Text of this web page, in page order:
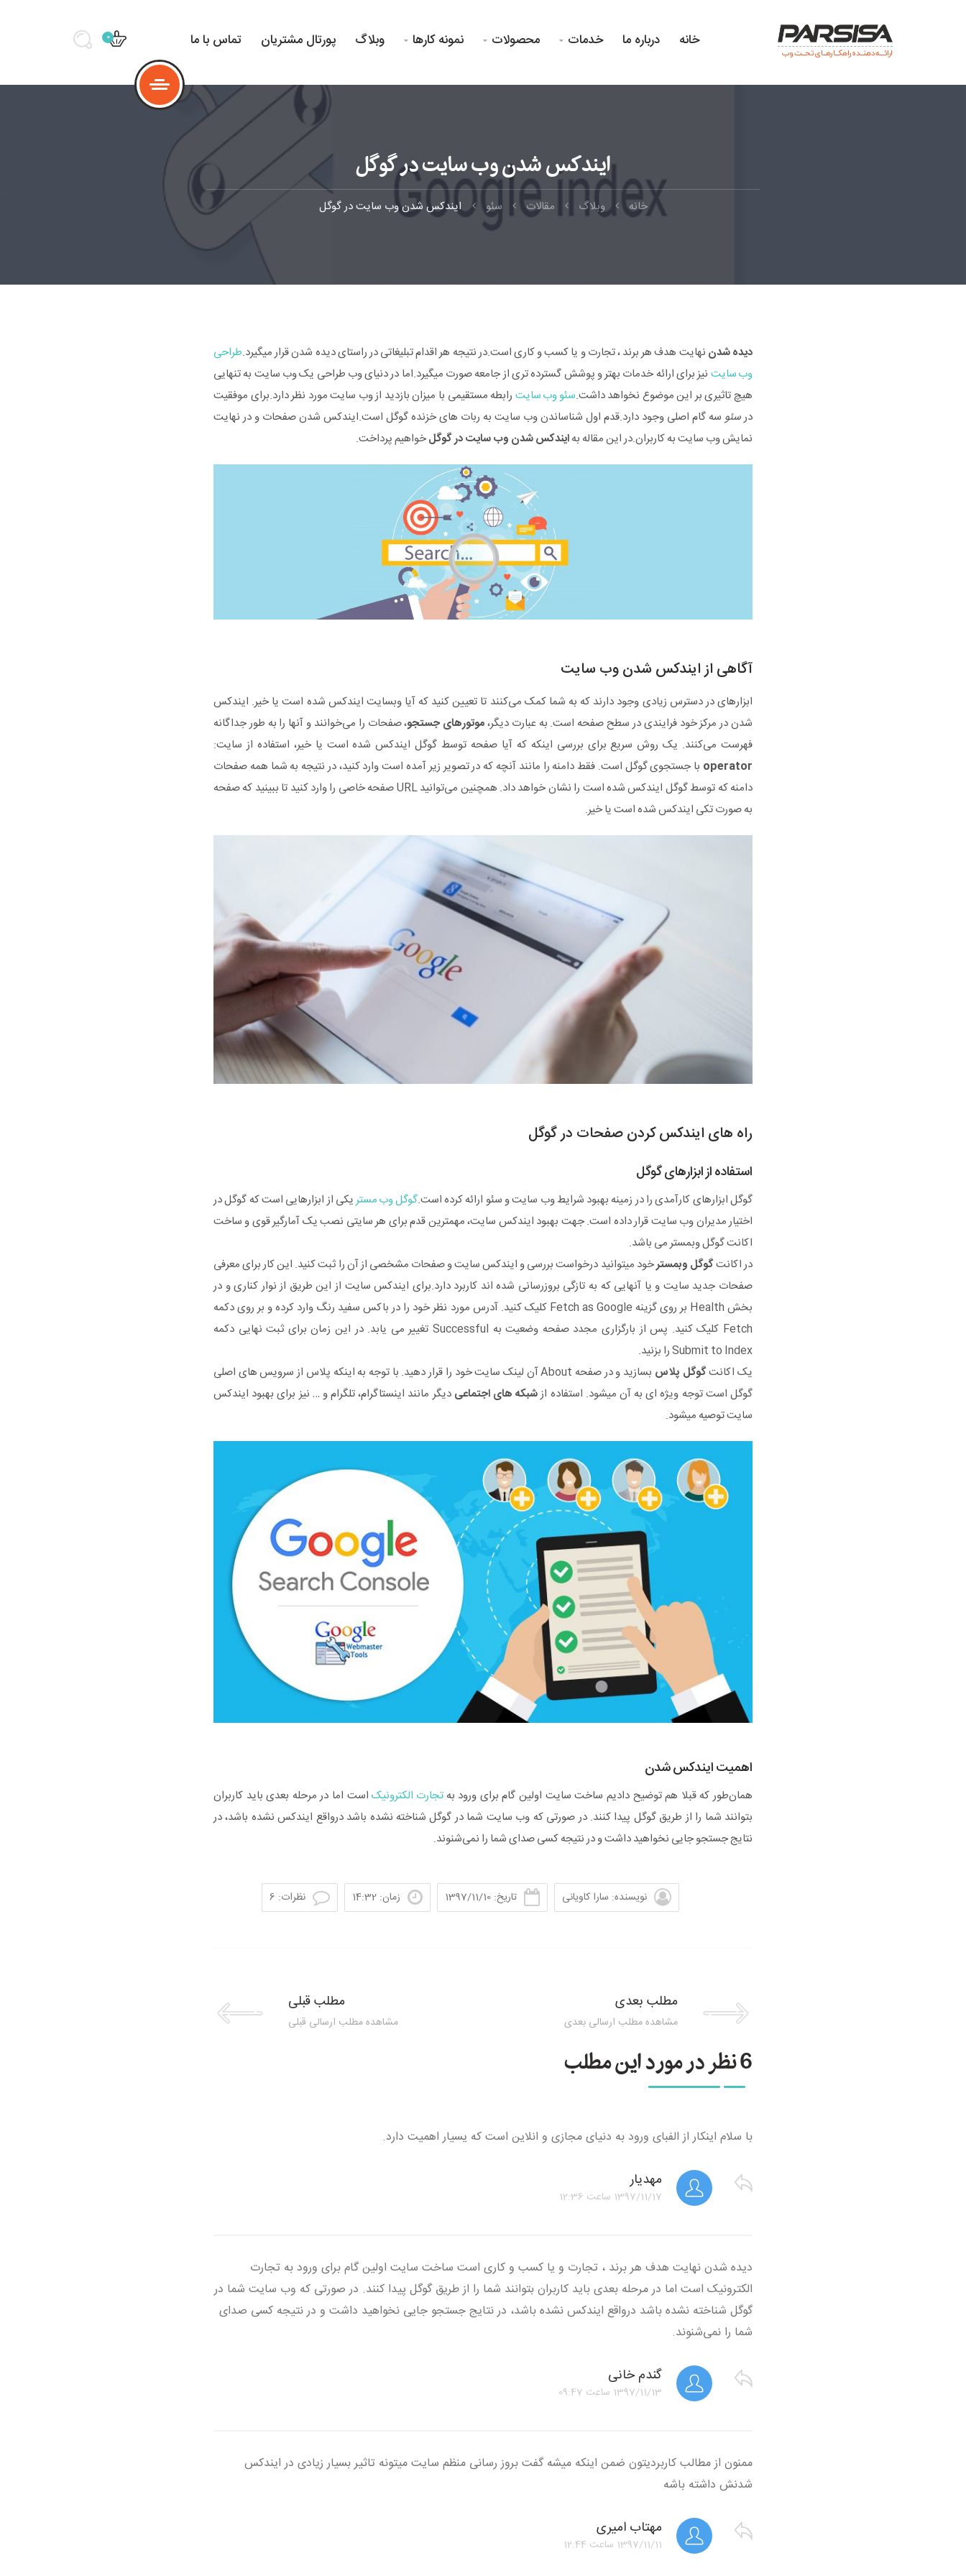
ارائـــه دهنــده راهکــارهــای تحــت وب
خانه درباره ما خدمات  محصولات  نمونه کارها  وبلاگ پورتال مشتریان تماس با ما 0
ایندکس شدن وب سایت در گوگل
خانه وبلاگ مقالات سئو ایندکس شدن وب سایت در گوگل
دیده شدن نهایت هدف هر برند ، تجارت و یا کسب و کاری است.در نتیجه هر اقدام تبلیغاتی در راستای دیده شدن قرار میگیرد.طراحی
وب سایت نیز برای ارائه خدمات بهتر و پوشش گسترده تری از جامعه صورت میگیرد.اما در دنیای وب طراحی یک وب سایت به تنهایی
هیچ تاثیری بر این موضوع نخواهد داشت.سئو وب سایت رابطه مستقیمی با میزان بازدید از وب سایت مورد نظر دارد.برای موفقیت
درسئوسه گام اصلی وجود دارد.قدم اول شناساندن وب سایت به ربات های خزنده گوگل است.ایندکس شدن صفحات و در نهایت
نمایش وب سایت به کاربران.در این مقاله بهایندکس شدن وب سایت در گوگلخواهیم پرداخت.
آگاهی از ایندکس شدن وب سایت
ابزارهای در دسترس زیادی وجود دارند که به شما کمک می‌کنند تا تعیین کنید که آیا وبسایت ایندکس شده است یا خیر. ایندکس
شدن در مرکز خود فرایندی در سطح صفحه است. به عبارت دیگر،موتورهای جستجو، صفحات را می‌خوانند و آنها را به طور جداگانه
فهرست می‌کنند. یک روش سریع برای بررسی اینکه که آیا صفحه توسط گوگل ایندکس شده است یا خیر، استفاده از سایت:
operator با جستجوی گوگل است. فقط دامنه را مانند آنچه که در تصویر زیر آمده است وارد کنید، در نتیجه به شما همه صفحات
دامنه که توسط گوگل ایندکس شده است را نشان خواهد داد. همچنین می‌توانید URL صفحه خاصی را وارد کنید تا ببینید که صفحه
به صورت تکی ایندکس شده است یا خیر.
راه های ایندکس کردن صفحات در گوگل
استفاده از ابزارهای گوگل
گوگل ابزارهای کارآمدی را در زمینه بهبود شرایط وب سایت و سئو ارائه کرده است.گوگل وب مستریکی از ابزارهایی است که گوگل در
اختیار مدیران وب سایت قرار داده است. جهت بهبود ایندکس سایت، مهمترین قدم برای هر سایتی نصب یک آمارگیر قوی و ساخت
اکانت گوگل وبمستر می باشد.
در اکانتگوگل وبمسترخود میتوانید درخواست بررسی و ایندکس سایت و صفحات مشخصی از آن را ثبت کنید. این کار برای معرفی
صفحات جدید سایت و یا آنهایی که به تازگی بروزرسانی شده اند کاربرد دارد.برای ایندکس سایت از این طریق از نوار کناری و در
بخش Health بر روی گزینه Fetch as Google کلیک کنید. آدرس مورد نظر خود را در باکس سفید رنگ وارد کرده و بر روی دکمه
Fetch کلیک کنید. پس از بارگزاری مجدد صفحه وضعیت به Successful تغییر می یابد. در این زمان برای ثبت نهایی دکمه
Submit to Index را بزنید.
یک اکانتگوگل پلاس
بسازید و در صفحه About آن لینک سایت خود را قرار دهید. با توجه به اینکه پلاس از سرویس های اصلی
گوگل است توجه ویژه ای به آن میشود. استفاده ازشبکه های اجتماعی دیگر مانند اینستاگرام، تلگرام و … نیز برای بهبود ایندکس
سایت توصیه میشود.
اهمیت ایندکس شدن
همان‌طور که قبلا هم توضیح دادیم ساخت سایت اولین گام برای ورود به تجارت الکترونیکاست اما در مرحله بعدی باید کاربران
بتوانند شما را از طریق گوگل پیدا کنند. در صورتی که وب سایت شما در گوگل شناخته نشده باشد درواقع ایندکس نشده باشد، در
نتایج جستجو جایی نخواهید داشت و در نتیجه کسی صدای شما را نمی‌شنوند.
نویسنده: سارا کاویانی تاریخ: 1397/11/10 زمان: 14:32 نظرات: 6
مطلب قبلی
مشاهده مطلب ارسالی قبلی
مطلب بعدی
مشاهده مطلب ارسالی بعدی
6 نظر در مورد این مطلب
با سلام اینکار از الفبای ورود به دنیای مجازی و انلاین است که یسیار اهمیت دارد.
مهدیار
1397/11/17 ساعت 12:36
دیده شدن نهایت هدف هر برند ، تجارت و یا کسب و کاری است ساخت سایت اولین گام برای ورود به تجارت
الکترونیک است اما در مرحله بعدی باید کاربران بتوانند شما را از طریق گوگل پیدا کنند. در صورتی که وب سایت شما در
گوگل شناخته نشده باشد درواقع ایندکس نشده باشد، در نتایج جستجو جایی نخواهید داشت و در نتیجه کسی صدای
شما را نمی‌شنوند.
گندم خانی
1397/11/13 ساعت 09:47
ممنون از مطالب کاربردیتون ضمن اینکه میشه گفت بروز رسانی منظم سایت میتونه تاثیر بسیار زیادی در ایندکس
شدنش داشته باشه
مهتاب امیری
1397/11/11 ساعت 12:44